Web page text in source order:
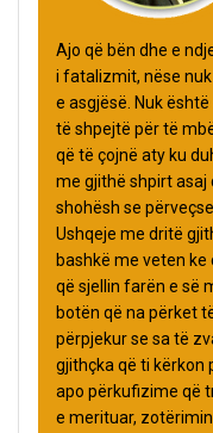
Ajo që bën dhe e
i fatalizmit, nëse
e asgjësë. Nuk
të shpejtë për të
që të çojnë aty ku
me gjithë shpirt asaj
shohësh se
Ushqeje me dritë
bashkë me veten
që sjellin farën e së
botën që na përket
përpjekur se sa të
gjithçka që ti kërkon
apo përkufizime që
e merituar,